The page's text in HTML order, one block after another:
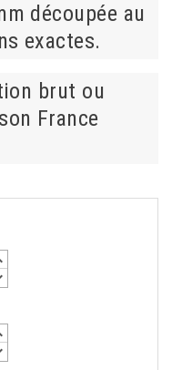
découpée au
exactes.
brut ou
France